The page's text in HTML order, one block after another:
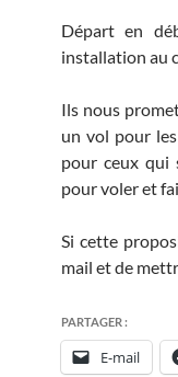
Départ en
installation au
Ils nous
un vol pour
pour ceux qui
pour voler et
Si cette
mail et de
PARTAGER :
E-mail